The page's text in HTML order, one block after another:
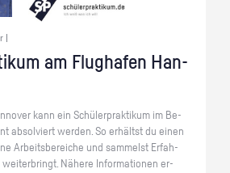
am Flug­ha­fen Han­
kann ein Schü­ler­prak­ti­kum im Be­
ab­sol­viert wer­den. So er­hältst du einen
Ar­beits­be­rei­che und sam­melst Er­fah­
wei­ter­bringt. Nä­he­re In­for­ma­tio­nen er­